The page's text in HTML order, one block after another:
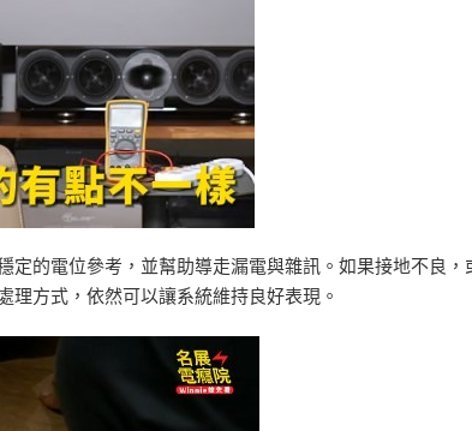
的電位參考，並幫助導走漏電與雜訊。如果接地不良
方式，依然可以讓系統維持良好表現。